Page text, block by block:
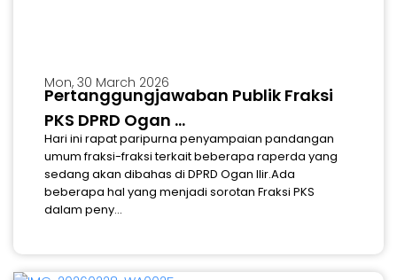
Mon, 30 March 2026
Pertanggungjawaban Publik Fraksi
PKS DPRD Ogan ...
Hari ini rapat paripurna penyampaian pandangan
umum fraksi-fraksi terkait beberapa raperda yang
sedang akan dibahas di DPRD Ogan Ilir.Ada
beberapa hal yang menjadi sorotan Fraksi PKS
dalam peny...